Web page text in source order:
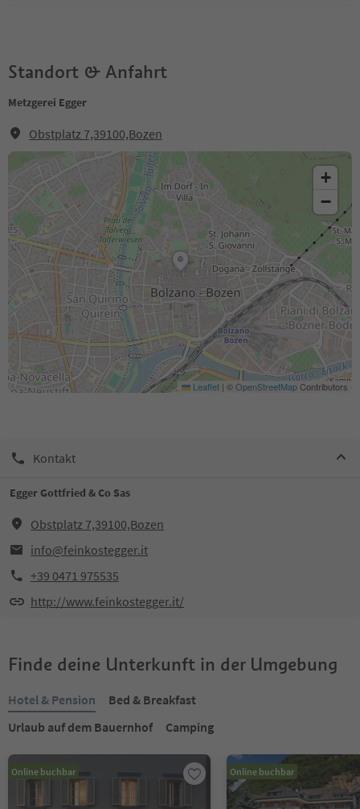
Standort & Anfahrt
Metzgerei Egger
Obstplatz 7,39100,Bozen
+
−
Leaflet | ©OpenStreetMapContributors
Kontakt
Egger Gottfried & Co Sas
Obstplatz 7,39100,Bozen
info@feinkostegger.it
+39 0471 975535
http://www.feinkostegger.it/
Finde deine Unterkunft in der Umgebung
Hotel & Pension
Bed & Breakfast
Urlaub auf dem Bauernhof
Camping
Online buchbar Online buchbar